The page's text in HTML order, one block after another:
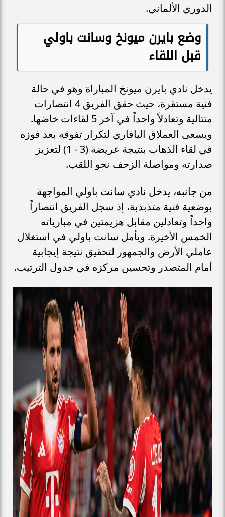
الدوري الألماني.
وضع بايرن ميونخ وسانت باولي
قبل اللقاء
يدخل نادي بايرن ميونخ المباراة وهو في حالة
فنية مستقرة، حيث حقق الفريق 4 انتصارات
متتالية وتعادلاً واحداً في آخر 5 لقاءات خاضها.
ويسعى العملاق البافاري لتكرار تفوقه بعد فوزه
في لقاء الذهاب بنتيجة عريضة (3 - 1) لتعزيز
صدارته ومواصلة الزحف نحو اللقب.
من جانبه، يدخل نادي سانت باولي المواجهة
بوضعية فنية متذبذبة، إذ سجل الفريق انتصاراً
واحداً وتعادلين مقابل هزيمتين في مبارياته
الخمس الأخيرة. ويأمل سانت باولي في استغلال
عاملي الأرض والجمهور لتحقيق نتيجة إيجابية
أمام المتصدر وتحسين مركزه في جدول الترتيب.